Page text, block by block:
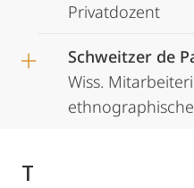
Privatdozent
Schweitzer de
Wiss.
T